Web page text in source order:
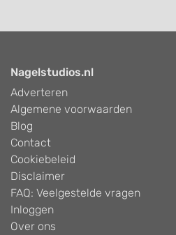
Nagelstudios.nl
Adverteren
Algemene voorwaarden
Blog
Contact
Cookiebeleid
Disclaimer
FAQ: Veelgestelde vragen
Inloggen
Over ons